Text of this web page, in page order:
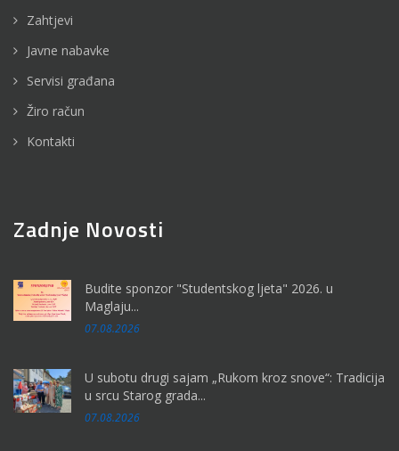
Zahtjevi
Javne nabavke
Servisi građana
Žiro račun
Kontakti
Zadnje Novosti
Budite sponzor "Studentskog ljeta" 2026. u
Maglaju...
07.08.2026
U subotu drugi sajam „Rukom kroz snove“: Tradicija
u srcu Starog grada...
07.08.2026